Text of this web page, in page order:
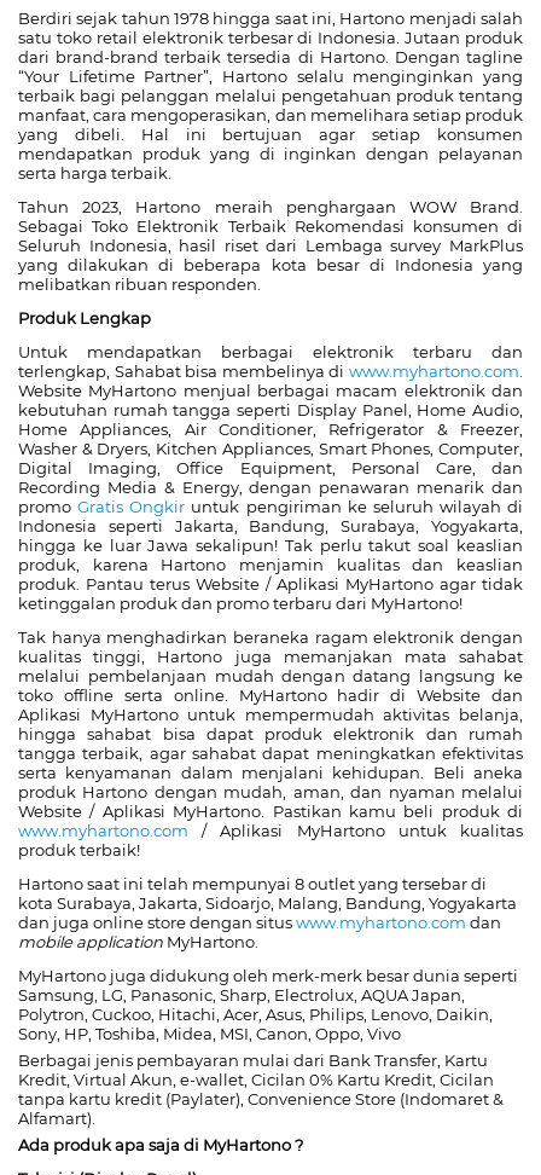
Berdiri sejak tahun 1978 hingga saat ini, Hartono menjadi salah
satu toko retail elektronik terbesar di Indonesia. Jutaan produk
dari brand-brand terbaik tersedia di Hartono. Dengan tagline
“Your Lifetime Partner”, Hartono selalu menginginkan yang
terbaik bagi pelanggan melalui pengetahuan produk tentang
manfaat, cara mengoperasikan, dan memelihara setiap produk
yang dibeli. Hal ini bertujuan agar setiap konsumen
mendapatkan produk yang di inginkan dengan pelayanan
serta harga terbaik.
Tahun 2023, Hartono meraih penghargaan WOW Brand.
Sebagai Toko Elektronik Terbaik Rekomendasi konsumen di
Seluruh Indonesia, hasil riset dari Lembaga survey MarkPlus
yang dilakukan di beberapa kota besar di Indonesia yang
melibatkan ribuan responden.
Produk Lengkap
Untuk mendapatkan berbagai elektronik terbaru dan
terlengkap, Sahabat bisa membelinya di www.myhartono.com
Website MyHartono menjual berbagai macam elektronik dan
kebutuhan rumah tangga seperti Display Panel, Home Audio,
Home Appliances, Air Conditioner, Refrigerator & Freezer,
Washer & Dryers, Kitchen Appliances, Smart Phones, Computer,
Digital Imaging, Office Equipment, Personal Care, dan
Recording Media & Energy, dengan penawaran menarik dan
promoGratis Ongkir untuk pengiriman ke seluruh wilayah di
Indonesia seperti Jakarta, Bandung, Surabaya, Yogyakarta,
hingga ke luar Jawa sekalipun! Tak perlu takut soal keaslian
produk, karena Hartono menjamin kualitas dan keaslian
produk. Pantau terus Website / Aplikasi MyHartono agar tidak
ketinggalan produk dan promo terbaru dari MyHartono!
Tak hanya menghadirkan beraneka ragam elektronik dengan
kualitas tinggi, Hartono juga memanjakan mata sahabat
melalui pembelanjaan mudah dengan datang langsung ke
toko offline serta online. MyHartono hadir di Website dan
Aplikasi MyHartono untuk mempermudah aktivitas belanja,
hingga sahabat bisa dapat produk elektronik dan rumah
tangga terbaik, agar sahabat dapat meningkatkan efektivitas
serta kenyamanan dalam menjalani kehidupan. Beli aneka
produk Hartono dengan mudah, aman, dan nyaman melalui
Website / Aplikasi MyHartono. Pastikan kamu beli produk di
www.myhartono.com / Aplikasi MyHartono untuk kualitas
produk terbaik!
Hartono saat ini telah mempunyai 8 outlet yang tersebar di
kota Surabaya, Jakarta, Sidoarjo, Malang, Bandung, Yogyakarta
dan juga online store dengan situswww.myhartono.com dan
mobile application MyHartono.
MyHartono juga didukung oleh merk-merk besar dunia seperti
Samsung, LG, Panasonic, Sharp, Electrolux, AQUA Japan,
Polytron, Cuckoo, Hitachi, Acer, Asus, Philips, Lenovo, Daikin,
Sony, HP, Toshiba, Midea, MSI, Canon, Oppo, Vivo
Berbagai jenis pembayaran mulai dari Bank Transfer, Kartu
Kredit, Virtual Akun, e-wallet, Cicilan 0% Kartu Kredit, Cicilan
tanpa kartu kredit (Paylater), Convenience Store (Indomaret &
Alfamart).
Ada produk apa saja di MyHartono ?